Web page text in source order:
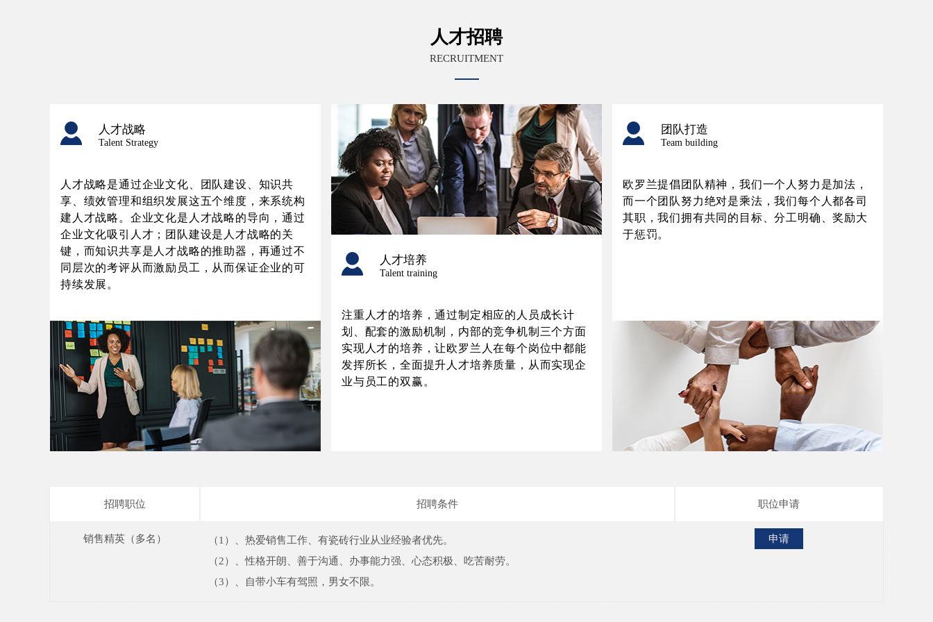
人才招聘
RECRUITMENT
人才战略
Talent Strategy
人才战略是通过企业文化、团队建设、知识共
享、绩效管理和组织发展这五个维度，来系统构
建人才战略。企业文化是人才战略的导向，通过
企业文化吸引人才；团队建设是人才战略的关
键，而知识共享是人才战略的推助器，再通过不
同层次的考评从而激励员工，从而保证企业的可
持续发展。
人才培养
Talent training
注重人才的培养，通过制定相应的人员成长计
划、配套的激励机制，内部的竞争机制三个方面
实现人才的培养，让欧罗兰人在每个岗位中都能
发挥所长，全面提升人才培养质量，从而实现企
业与员工的双赢。
团队打造
Team building
欧罗兰提倡团队精神，我们一个人努力是加法，
而一个团队努力绝对是乘法，我们每个人都各司
其职，我们拥有共同的目标、分工明确、奖励大
于惩罚。
招聘职位 招聘条件 职位申请
销售精英（多名）
（1）、热爱销售工作、有瓷砖行业从业经验者优先。
（2）、性格开朗、善于沟通、办事能力强、心态积极、吃苦耐劳。
（3）、自带小车有驾照，男女不限。
申请